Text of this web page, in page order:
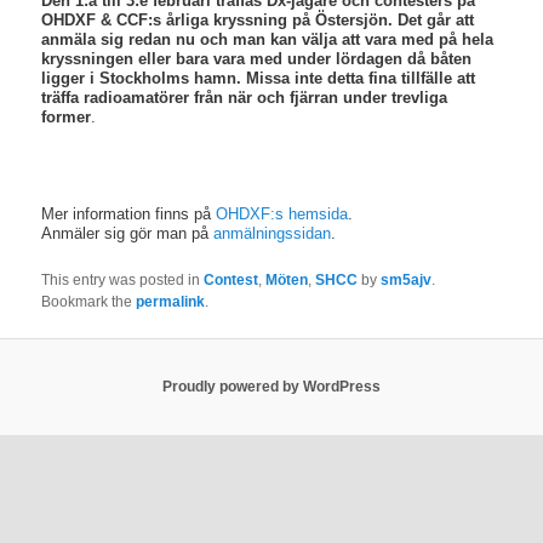
OHDXF & CCF:s årliga kryssning på Östersjön. Det går att
anmäla sig redan nu och man kan välja att vara med på hela
kryssningen eller bara vara med under lördagen då båten
ligger i Stockholms hamn. Missa inte detta fina tillfälle att
träffa radioamatörer från när och fjärran under trevliga
former.
Mer information finns påOHDXF:s hemsida
Anmäler sig gör man påanmälningssidan
This entry was posted inContest,Möten,SHCC bysm5ajv.
Bookmark thepermalink.
Proudly powered by WordPress